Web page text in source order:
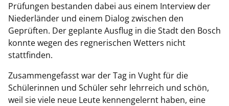
Prüfungen bestanden dabei aus einem Interview der
Niederländer und einem Dialog zwischen den
Geprüften. Der geplante Ausflug in die Stadt den Bosch
konnte wegen des regnerischen Wetters nicht
stattfinden.
Zusammengefasst war der Tag in Vught für die
Schülerinnen und Schüler sehr lehrreich und schön,
weil sie viele neue Leute kennengelernt haben, eine